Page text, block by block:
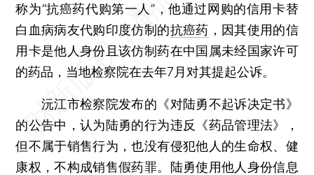
称为“抗癌药代购第一人”，他通过网购的信用卡替
白血病病友代购印度仿制的抗癌药 ，因其使用的信
用卡是他人身份且该仿制药在中国属未经国家许可
的药品，当地检察院在去年7月对其提起公诉。
沅江市检察院发布的《对陆勇不起诉决定书》
的公告中，认为陆勇的行为违反《药品管理法》，
但不属于销售行为，也没有侵犯他人的生命权、健
康权，不构成销售假药罪。陆勇使用他人身份信息